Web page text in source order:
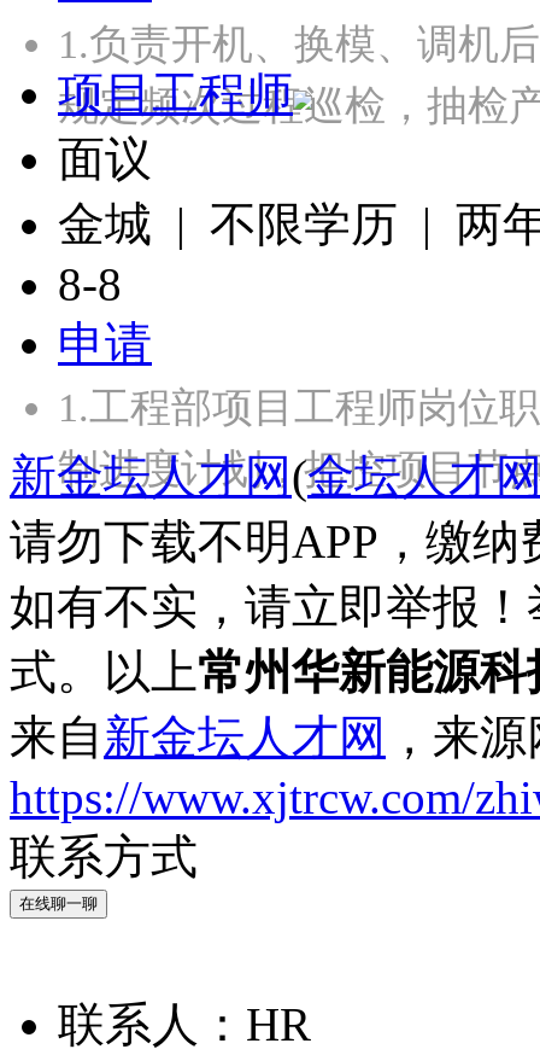
1.负责开机、换模、调机
规定频次过程巡检，抽
项目工程师
面议
金城 | 不限学历 | 两
8-8
申请
1.工程部项目工程师岗位
制进度计划，把控项目
新金坛人才网(金坛人才
请勿下载不明APP，缴
如有不实，请立即举报
式。以上常州华新能源
来自新金坛人才网 ，来
https://www.xjtrcw.com/
联系方式
在线聊一聊
联系人： HR